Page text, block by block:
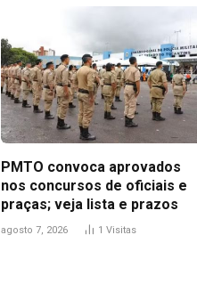
PMTO convoca aprovados
nos concursos de oficiais e
praças; veja lista e prazos
agosto 7, 2026 1 Visitas